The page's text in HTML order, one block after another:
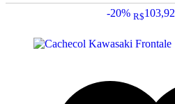
-20% R$103,92